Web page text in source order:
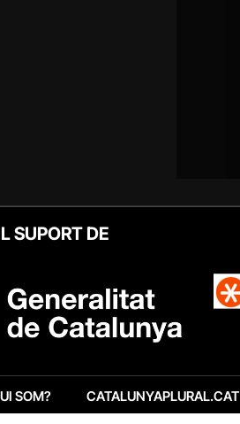
SUPORT DE
SOM? CATALUNYAPLURAL.CAT